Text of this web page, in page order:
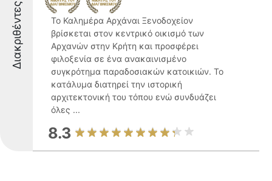
Διακριθέντες
Το Καλημέρα Αρχάναι Ξενοδοχείον
βρίσκεται στον κεντρικό οικισμό των
Αρχανών στην Κρήτη και προσφέρει
φιλοξενία σε ένα ανακαινισμένο
συγκρότημα παραδοσιακών κατοικιών. Το
κατάλυμα διατηρεί την ιστορική
αρχιτεκτονική του τόπου ενώ συνδυάζει
όλες ...
8.3